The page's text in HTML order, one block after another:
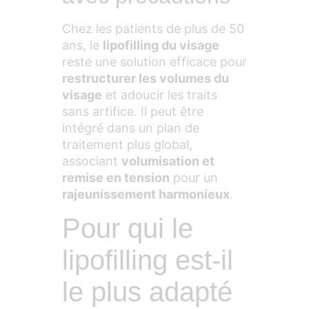
Chez les patients de plus de 50
ans, le lipofilling du visage
reste une solution efficace pour
restructurer les volumes du
visage et adoucir les traits
sans artifice. Il peut être
intégré dans un plan de
traitement plus global,
associant volumisation et
remise en tension pour un
rajeunissement harmonieux.
Pour qui le
lipofilling est-il
le plus adapté